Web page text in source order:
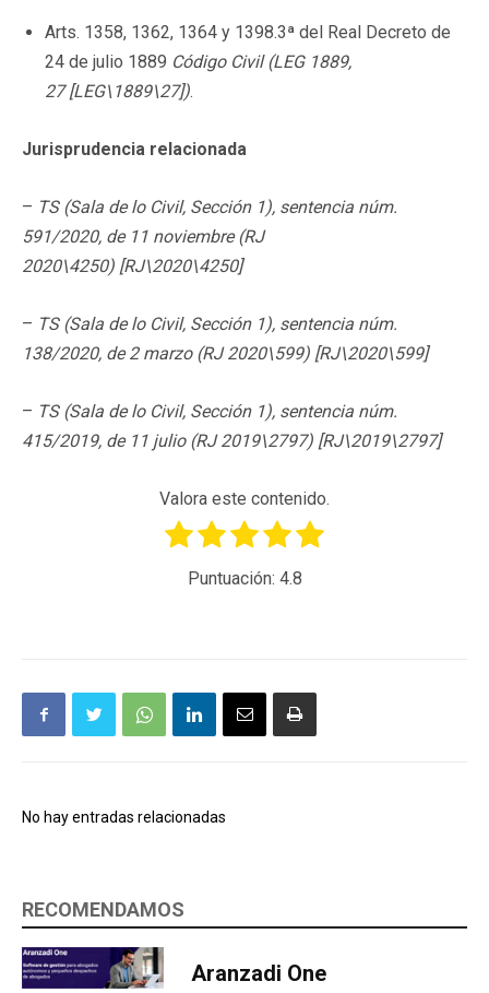
Arts. 1358, 1362, 1364 y 1398.3ª del Real Decreto de
24 de julio 1889 Código Civil(LEG 1889,
27[LEG\1889\27]).
Jurisprudencia relacionada
– TS (Sala de lo Civil, Sección 1), sentencia núm.
591/2020, de 11 noviembre (RJ
2020\4250) [RJ\2020\4250]
– TS (Sala de lo Civil, Sección 1), sentencia núm.
138/2020, de 2 marzo (RJ 2020\599) [RJ\2020\599]
– TS (Sala de lo Civil, Sección 1), sentencia núm.
415/2019, de 11 julio (RJ 2019\2797) [RJ\2019\2797]
Valora este contenido.
Puntuación: 4.8
No hay entradas relacionadas
RECOMENDAMOS
Aranzadi One